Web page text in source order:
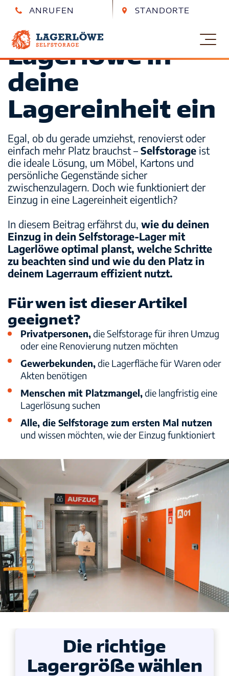
ANRUFEN
0201 890 852 0
Kiel
0431 580 919 30
Magdeburg
0391 289 235 30
Leipzig
0341 989 850 70
STANDORTE
Kiel
Lüneburger Str. 24
Zschortauer Str. 3a
Lagerlöwe – Garage mieten Kiel
Self-Storage
Wie Lagerlöwe funktioniert
Häufige Fragen
Löwencare Premium
Sicherheit
Standorte
So ziehst du mit
Lagerlöwe in
deine
Lagereinheit ein
Egal, ob du gerade umziehst, renovierst oder
einfach mehr Platz brauchst – Selfstorage ist
die ideale Lösung, um Möbel, Kartons und
persönliche Gegenstände sicher
zwischenzulagern. Doch wie funktioniert der
Einzug in eine Lagereinheit eigentlich?
In diesem Beitrag erfährst du, wie du deinen
Einzug in dein Selfstorage-Lager mit
Lagerlöwe optimal planst, welche Schritte
zu beachten sind und wie du den Platz in
deinem Lagerraum effizient nutzt.
Für wen ist dieser Artikel
geeignet?
Privatpersonen,die Selfstorage für ihren Umzug
oder eine Renovierung nutzen möchten
Gewerbekunden,die Lagerfläche für Waren oder
Akten benötigen
Menschen mit Platzmangel,die langfristig eine
Lagerlösung suchen
Alle, die Selfstorage zum ersten Mal nutzen
und wissen möchten, wie der Einzug funktioniert
Die richtige
Lagergröße wählen